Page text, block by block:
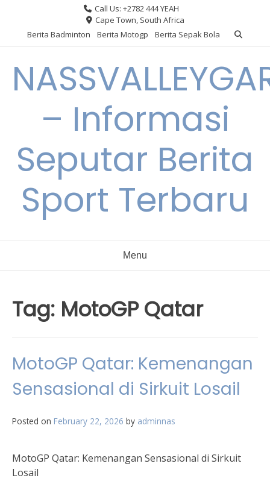
content
Call Us: +2782 444 YEAH
Cape Town, South Africa
Berita Badminton
Berita Motogp Berita Sepak Bola
– Informasi
Seputar Berita
Sport Terbaru
Menu
Tag: MotoGP Qatar
MotoGP Qatar: Kemenangan
Sensasional di Sirkuit Losail
Posted on February 22, 2026 by adminnas
MotoGP Qatar: Kemenangan Sensasional di Sirkuit
Losail